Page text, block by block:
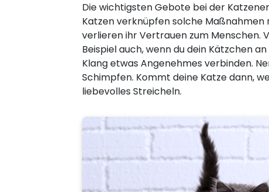
Die wichtigsten Gebote bei der
Katzen verknüpfen solche
verlieren ihr Vertrauen zum Menschen.
Beispiel auch, wenn du dein Kätzchen
Klang etwas Angenehmes verbinden.
Schimpfen. Kommt deine Katze dann,
liebevolles Streicheln.